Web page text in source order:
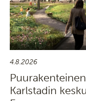
4.8.2026
Karlstadin